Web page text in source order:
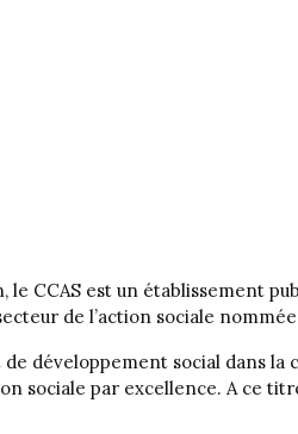
CCAS est un établissement
de l’action sociale
développement social dans la
sociale par excellence. A ce